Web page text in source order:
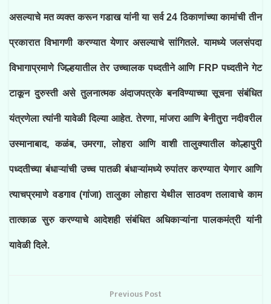
असल्याचे मत व्यक्त करून गडाख यांनी या सर्व 24 ठिकाणांच्या कामांची तीन
प्रकारात विभागणी करण्यात येणार असल्याचे सांगितले. यामध्ये जलसंपदा
विभागाप्रमाणे जिल्हयातील तेर उच्चालक पध्दतीने आणि FRP पध्दतीने गेट
टाकून दुरुस्ती असे तुलनात्मक अंदाजपत्रके बनविण्याच्या सूचना संबंधित
यंत्रणेला त्यांनी यावेळी दिल्या आहेत. तेरणा, मांजरा आणि बेनीतुरा नदीवरील
उस्मानाबाद, कळंब, उमरगा, लोहरा आणि वाशी तालुक्यातील कोल्हापुरी
पध्दतीच्या बंधाऱ्यांची उच्च पातळी बंधाऱ्यांमध्ये रुपांतर करण्यात येणार आणि
त्याचप्रमाणे वडगाव (गांजा) तालुका लोहारा येथील साठवण तलावाचे काम
तात्काळ सुरु करण्याचे आदेशही संबंधित अधिकाऱ्यांना पालकमंत्री यांनी
यावेळी दिले.
Previous Post